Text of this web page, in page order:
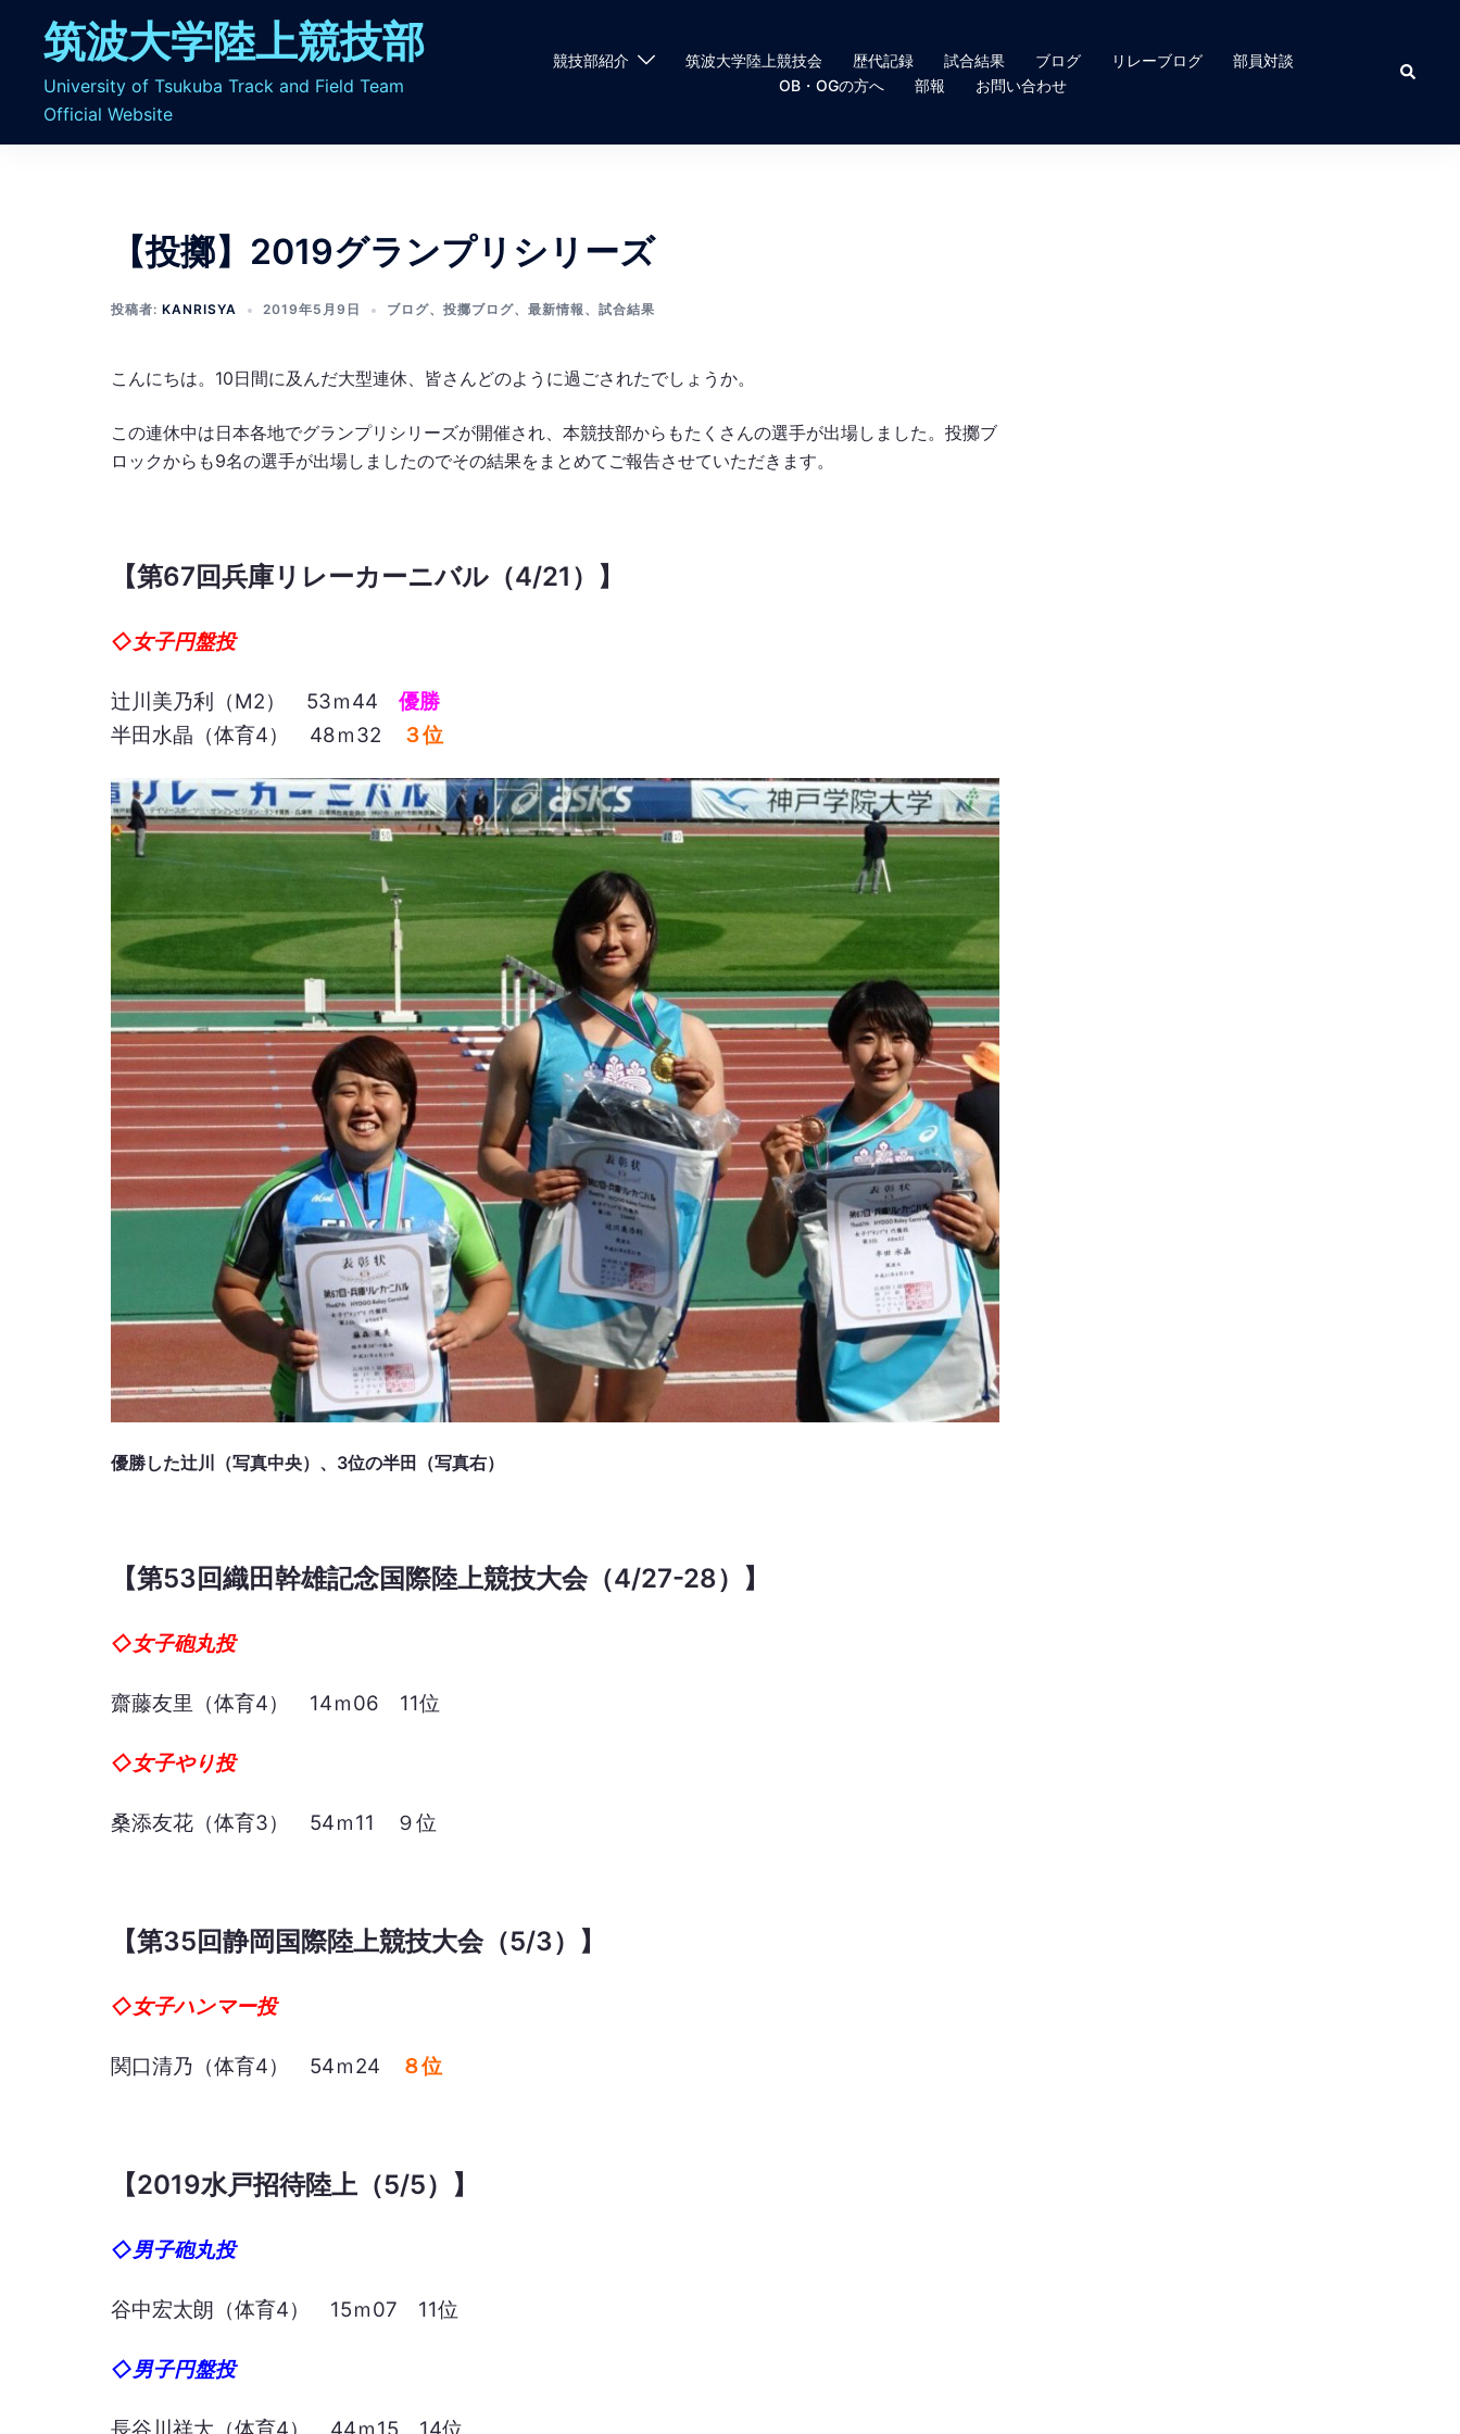
筑波大学陸上競技部
University of Tsukuba Track and Field Team
Official Website
競技部紹介 筑波大学陸上競技会 歴代記録 試合結果 ブログ リレーブログ
部員対談
OB・OGの方へ
部報 お問い合わせ
検
索
【投擲】2019グランプリシリーズ
投稿者: KANRISYA 2019年5月9日 ブログ、 投擲ブログ、 最新情報 、 試合結果
こんにちは。10日間に及んだ大型連休、皆さんどのように過ごされたでしょうか。
この連休中は日本各地でグランプリシリーズが開催され、本競技部からもたくさんの選手が出場しました。投擲ブ
ロックからも9名の選手が出場しましたのでその結果をまとめてご報告させていただきます。
【第67回兵庫リレーカーニバル（4/21）】
◇女子円盤投
辻川美乃利（M2） 53ｍ44 優勝
半田水晶（体育4） 48ｍ32
３位
優勝した辻川（写真中央）、3位の半田（写真右）
【第53回織田幹雄記念国際陸上競技大会（4/27-28）】
◇女子砲丸投
齋藤友里（体育4） 14ｍ06 11位
◇女子やり投
桑添友花（体育3） 54ｍ11 ９位
【第35回静岡国際陸上競技大会（5/3）】
◇女子ハンマー投
関口清乃（体育4） 54ｍ24 ８位
【2019水戸招待陸上（5/5）】
◇男子砲丸投
谷中宏太朗（体育4） 15ｍ07 11位
◇男子円盤投